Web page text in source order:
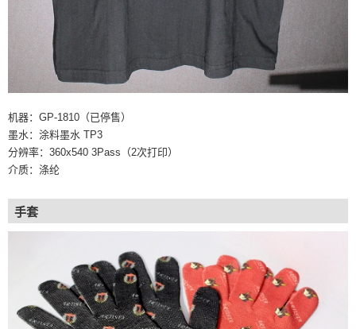
机器：GP-1810（已停售）
墨水：涂料墨水 TP3
分辨率：360x540 3Pass（2次打印）
介质：涤纶
手套